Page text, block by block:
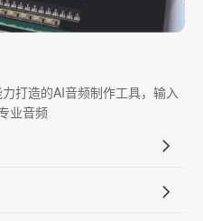
打造的AI音频制作工具，输入
业音频